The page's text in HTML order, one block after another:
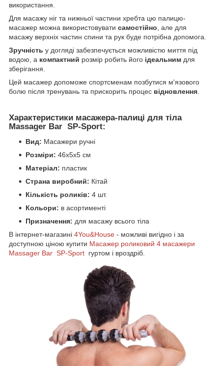
використання.
Для масажу ніг та нижньої частини хребта цю палицю-
масажер можна використовувати самостійно , але для
масажу верхніх частин спини та рук буде потрібна допомога.
Зручність у догляді забезпечується можливістю миття під
водою, а компактний розмір робить його ідеальним для
зберігання.
Цей масажер допоможе спортсменам позбутися м'язового
болю після тренувань та прискорить процес відновлення
Характеристики масажера-палиці для тіла
Massager Bar SP-Sport:
Вид: Масажери ручні
Розміри: 46x5x5 см
Матеріал: пластик
Страна виробний: Кітай
Кількість роликів: 4 шт.
Кольори: в асортименті
Призначення: для масажу всього тіла
В інтернет-магазині 4You&House - можливі вигідно і за
доступною ціною купити Масажер роликовий 4 масажери
Massager Bar SP-Sport гуртом і вроздріб.